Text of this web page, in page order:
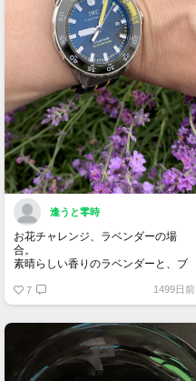
逢うと零時
お花チャレンジ、ラベンダーの場
合。
素晴らしい香りのラベンダーと、ブ
タル？
7 1499日前